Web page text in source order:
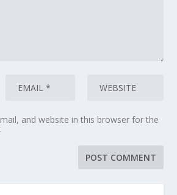
and website in this browser for the